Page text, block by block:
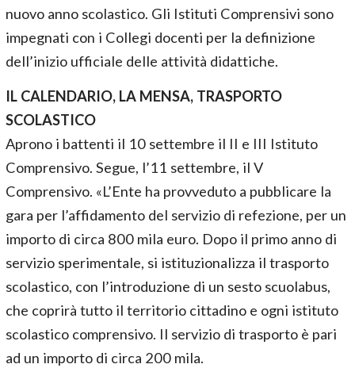
nuovo anno scolastico. Gli Istituti Comprensivi sono
impegnati con i Collegi docenti per la definizione
dell’inizio ufficiale delle attività didattiche.
IL CALENDARIO, LA MENSA, TRASPORTO
SCOLASTICO
Aprono i battenti il 10 settembre il II e III Istituto
Comprensivo. Segue, l’11 settembre, il V
Comprensivo. «L’Ente ha provveduto a pubblicare la
gara per l’affidamento del servizio di refezione, per un
importo di circa 800 mila euro. Dopo il primo anno di
servizio sperimentale, si istituzionalizza il trasporto
scolastico, con l’introduzione di un sesto scuolabus,
che coprirà tutto il territorio cittadino e ogni istituto
scolastico comprensivo. Il servizio di trasporto è pari
ad un importo di circa 200 mila.